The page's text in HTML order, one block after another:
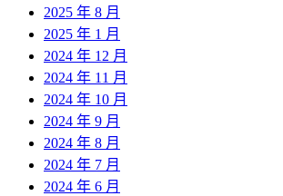
2025 年 8 月
2025 年 1 月
2024 年 12 月
2024 年 11 月
2024 年 10 月
2024 年 9 月
2024 年 8 月
2024 年 7 月
2024 年 6 月